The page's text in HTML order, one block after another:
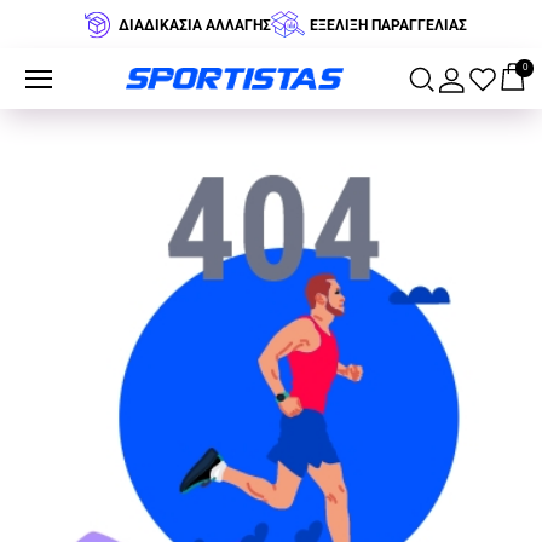
ΔΙΑΔΙΚΑΣΙΑ ΑΛΛΑΓΗΣ ΕΞΕΛΙΞΗ ΠΑΡΑΓΓΕΛΙΑΣ
0